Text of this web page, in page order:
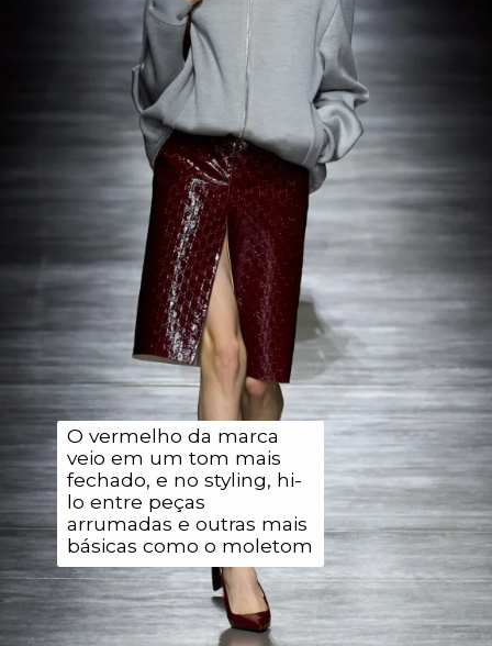
O vermelho da marca
veio em um tom mais
fechado, e no styling, hi-
lo entre peças
arrumadas e outras mais
básicas como o moletom